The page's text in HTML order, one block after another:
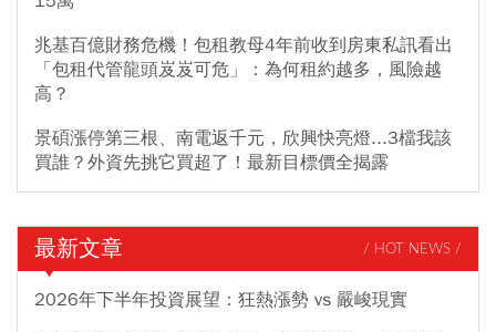
兆基百億財務危機！包租教母4年前收到房東私訊看出
「包租代管龍頭岌岌可危」：為何租約越多，風險越
高？
景碩漲停第三根、南電返千元，欣興快亮燈...3檔我該
買誰？外資先挑它買超了！最新目標價全揭露
最新文章 / HOT NEWS /
2026年下半年投資展望：狂熱漲勢 vs 嚴峻現實